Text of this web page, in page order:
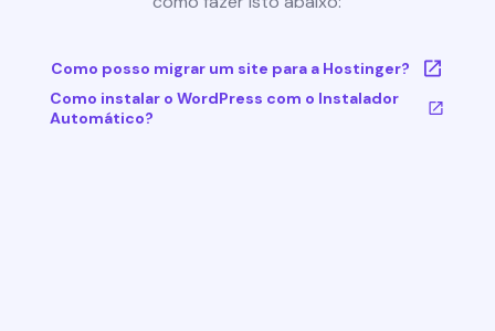
Como posso migrar um site para a Hostinger?
Como instalar o WordPress com o Instalador
Automático?